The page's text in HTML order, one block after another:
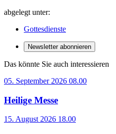
abgelegt unter:
Gottesdienste
Newsletter abonnieren
Das könnte Sie auch interessieren
05. September 2026 08.00
Heilige Messe
15. August 2026 18.00